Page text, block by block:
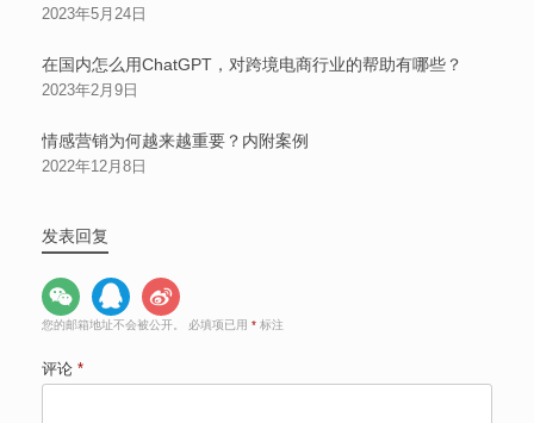
2023年5月24日
在国内怎么用ChatGPT，对跨境电商行业的帮助有哪些？
2023年2月9日
情感营销为何越来越重要？内附案例
2022年12月8日
发表回复
您的邮箱地址不会被公开。 必填项已用 * 标注
评论 *